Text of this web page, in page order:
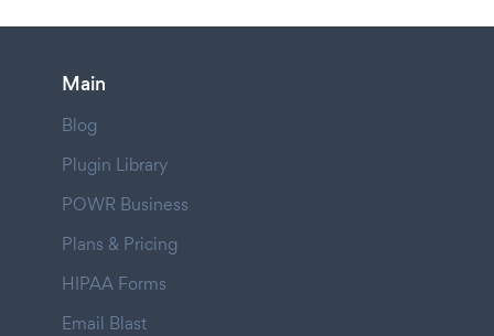
Main
Blog
Plugin Library
POWR Business
Plans & Pricing
HIPAA Forms
Email Blast